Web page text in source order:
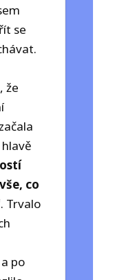
se
že
co
. Trvalo
po